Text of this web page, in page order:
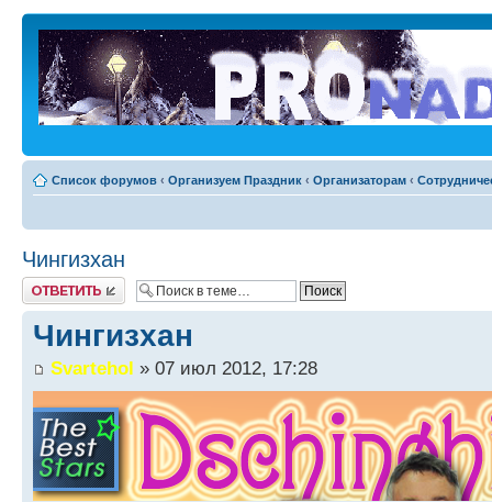
Список форумов ‹ Организуем Праздник ‹ Организаторам ‹
Чингизхан
Ответить
Чингизхан
Svartehol » 07 июл 2012, 17:28